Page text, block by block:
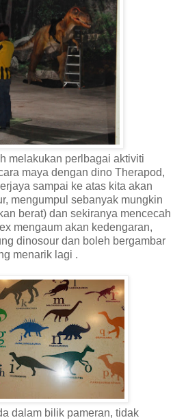
melakukan perlbagai aktiviti
maya dengan dino Therapod,
sampai ke atas kita akan
mengumpul sebanyak mungkin
berat) dan sekiranya mencecah
mengaum akan kedengaran,
dinosour dan boleh bergambar
menarik lagi .
dalam bilik pameran, tidak